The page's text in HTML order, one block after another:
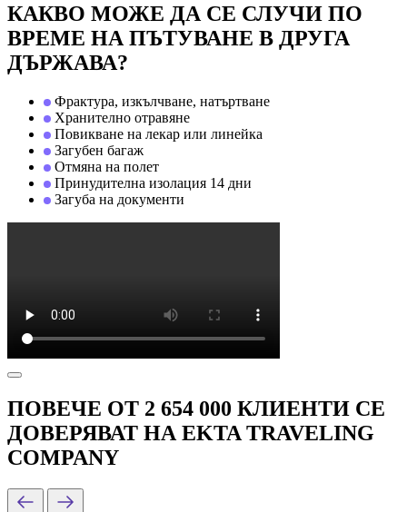
КАКВО МОЖЕ ДА СЕ СЛУЧИ ПО
ВРЕМЕ НА ПЪТУВАНЕ В ДРУГА
ДЪРЖАВА?
Фрактура, изкълчване, натъртване
Хранително отравяне
Повикване на лекар или линейка
Загубен багаж
Отмяна на полет
Принудителна изолация 14 дни
Загуба на документи
ПОВЕЧЕ ОТ 2 654 000 КЛИЕНТИ СЕ
ДОВЕРЯВАТ НА EKTA TRAVELING
COMPANY